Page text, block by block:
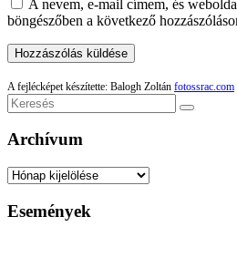
A nevem, e-mail címem, és
böngészőben a következő
A fejlécképet készítette: Balogh Zoltán fotossrac.com
Keresés
Archívum
Archívum
Események